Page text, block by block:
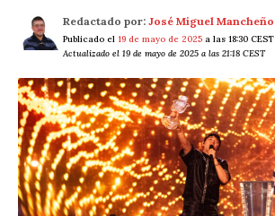
Redactado por: José Miguel Mancheño
Publicado el 19 de mayo de 2025 a las 18:30 CEST
Actualizado el 19 de mayo de 2025 a las 21:18 CEST